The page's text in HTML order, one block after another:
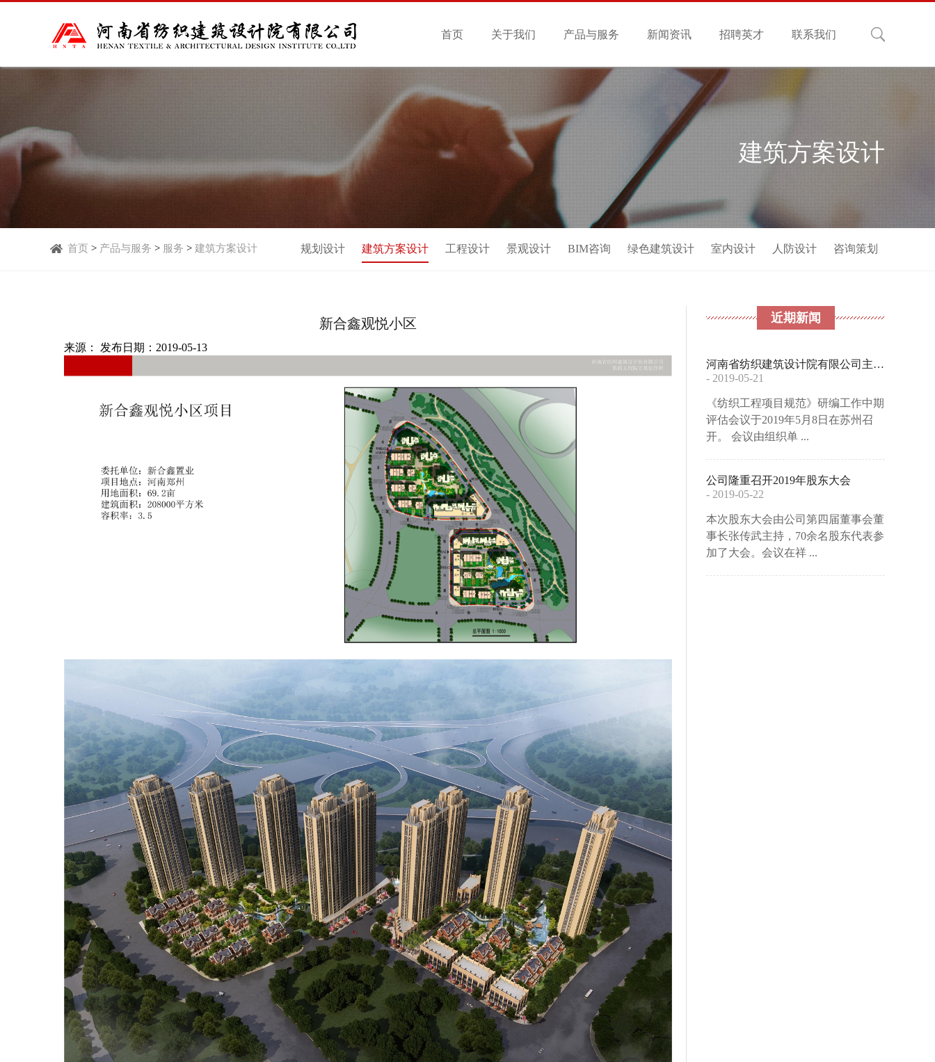
首页 关于我们 产品与服务 新闻资讯 招聘英才 联系我们
建筑方案设计
首页 > 产品与服务 > 服务 > 建筑方案设计 规划设计 建筑方案设计 工程设计 景观设计 BIM咨询 绿色建筑设计 室内设计 人防设计 咨询策划
新合鑫观悦小区
来源： 发布日期：2019-05-13
近期新闻
河南省纺织建筑设计院有限公司主编的全文强 ...
- 2019-05-21
《纺织工程项目规范》研编工作中期
评估会议于2019年5月8日在苏州召
开。 会议由组织单 ...
公司隆重召开2019年股东大会
- 2019-05-22
本次股东大会由公司第四届董事会董
事长张传武主持，70余名股东代表参
加了大会。会议在祥 ...